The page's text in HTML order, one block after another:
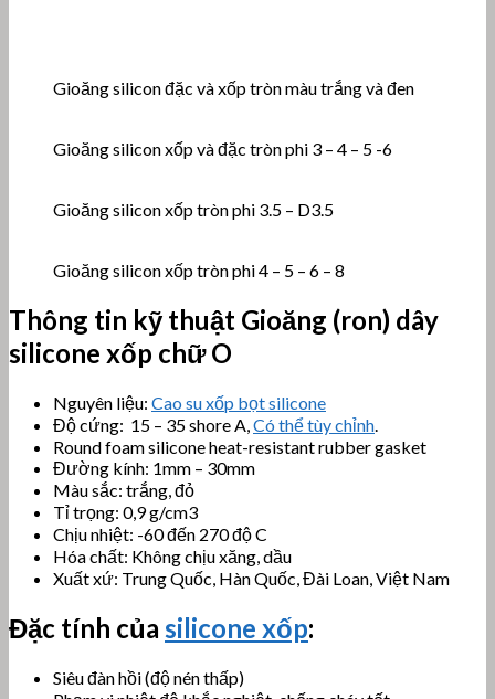
Gioăng silicon đặc và xốp tròn màu trắng và đen
Gioăng silicon xốp và đặc tròn phi 3 – 4 – 5 -6
Gioăng silicon xốp tròn phi 3.5 – D3.5
Gioăng silicon xốp tròn phi 4 – 5 – 6 – 8
Thông tin kỹ thuật Gioăng (ron) dây
silicone xốp chữ O
Nguyên liệu: Cao su xốp bọt silicone
Độ cứng: 15 – 35 shore A, Có thể tùy chỉnh
Round foam silicone heat-resistant rubber gasket
Đường kính: 1mm – 30mm
Màu sắc: trắng, đỏ
Tỉ trọng: 0,9 g/cm3
Chịu nhiệt: -60 đến 270 độ C
Hóa chất: Không chịu xăng, dầu
Xuất xứ: Trung Quốc, Hàn Quốc, Đài Loan, Việt Nam
Đặc tính của silicone xốp:
Siêu đàn hồi (độ nén thấp)